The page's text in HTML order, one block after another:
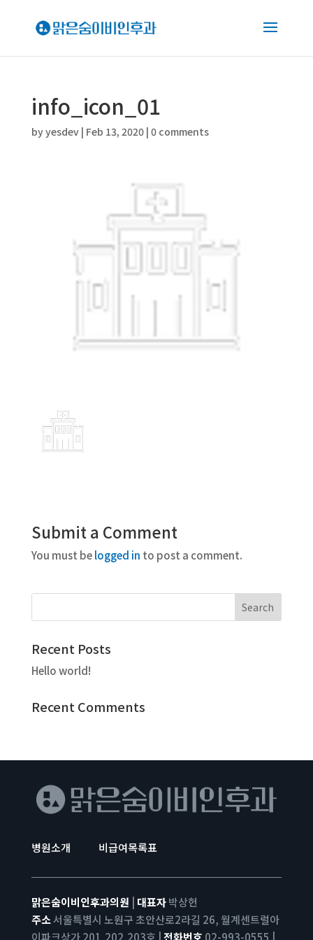
info_icon_01
byyesdev| Feb 13, 2020| 0 comments
Submit a Comment
You must belogged in to post a comment.
Recent Posts
Hello world!
Recent Comments
병원소개 비급여목록표
맑은숨이비인후과의원 대표자박상헌
주소서울특별시 노원구 초안산로2라길 26, 월계센트럴아
이파크상가 201,202,203호 | 전화번호 02-993-0555 |